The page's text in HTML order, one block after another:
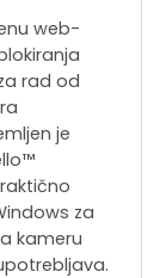
web-
rad od
je
za
kameru